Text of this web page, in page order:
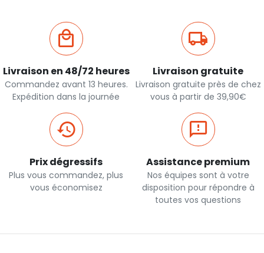
Livraison en 48/72 heures
Commandez avant 13 heures.
Expédition dans la journée
Livraison gratuite
Livraison gratuite près de chez
vous à partir de 39,90€
Prix dégressifs
Plus vous commandez, plus
vous économisez
Assistance premium
Nos équipes sont à votre
disposition pour répondre à
toutes vos questions